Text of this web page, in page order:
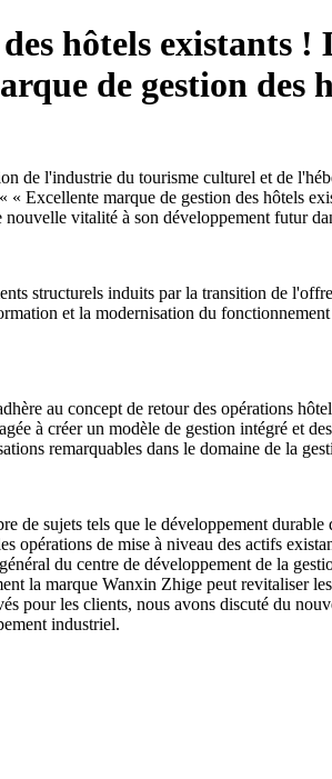
hôtels existants
de gestion des
de l'industrie du tourisme culturel et de
Excellente marque de gestion des hôtels
vitalité à son développement futur
structurels induits par la transition de
et la modernisation du
au concept de retour des opérations
à créer un modèle de gestion intégré et
remarquables dans le domaine de la
de sujets tels que le développement
opérations de mise à niveau des actifs
du centre de développement de la
la marque Wanxin Zhige peut revitaliser
pour les clients, nous avons discuté du
industriel.